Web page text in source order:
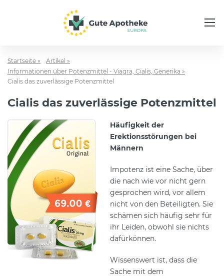
Startseite »
Artikel »
Informationen über Potenzmittel - Viagra, Cialis, Generika »
Cialis das zuverlässige Potenzmittel
Cialis das zuverlässige Potenzmittel
Häufigkeit der
Erektionsstörungen bei
Männern
Impotenz ist eine Sache, über
die nach wie vor nicht gern
gesprochen wird, vor allem
nicht von den Beteiligten. Sie
schämen sich häufig sehr für
ihr Leiden, obwohl sie nichts
dafürkönnen.
Wissenswert ist, dass die
Sache mit dem